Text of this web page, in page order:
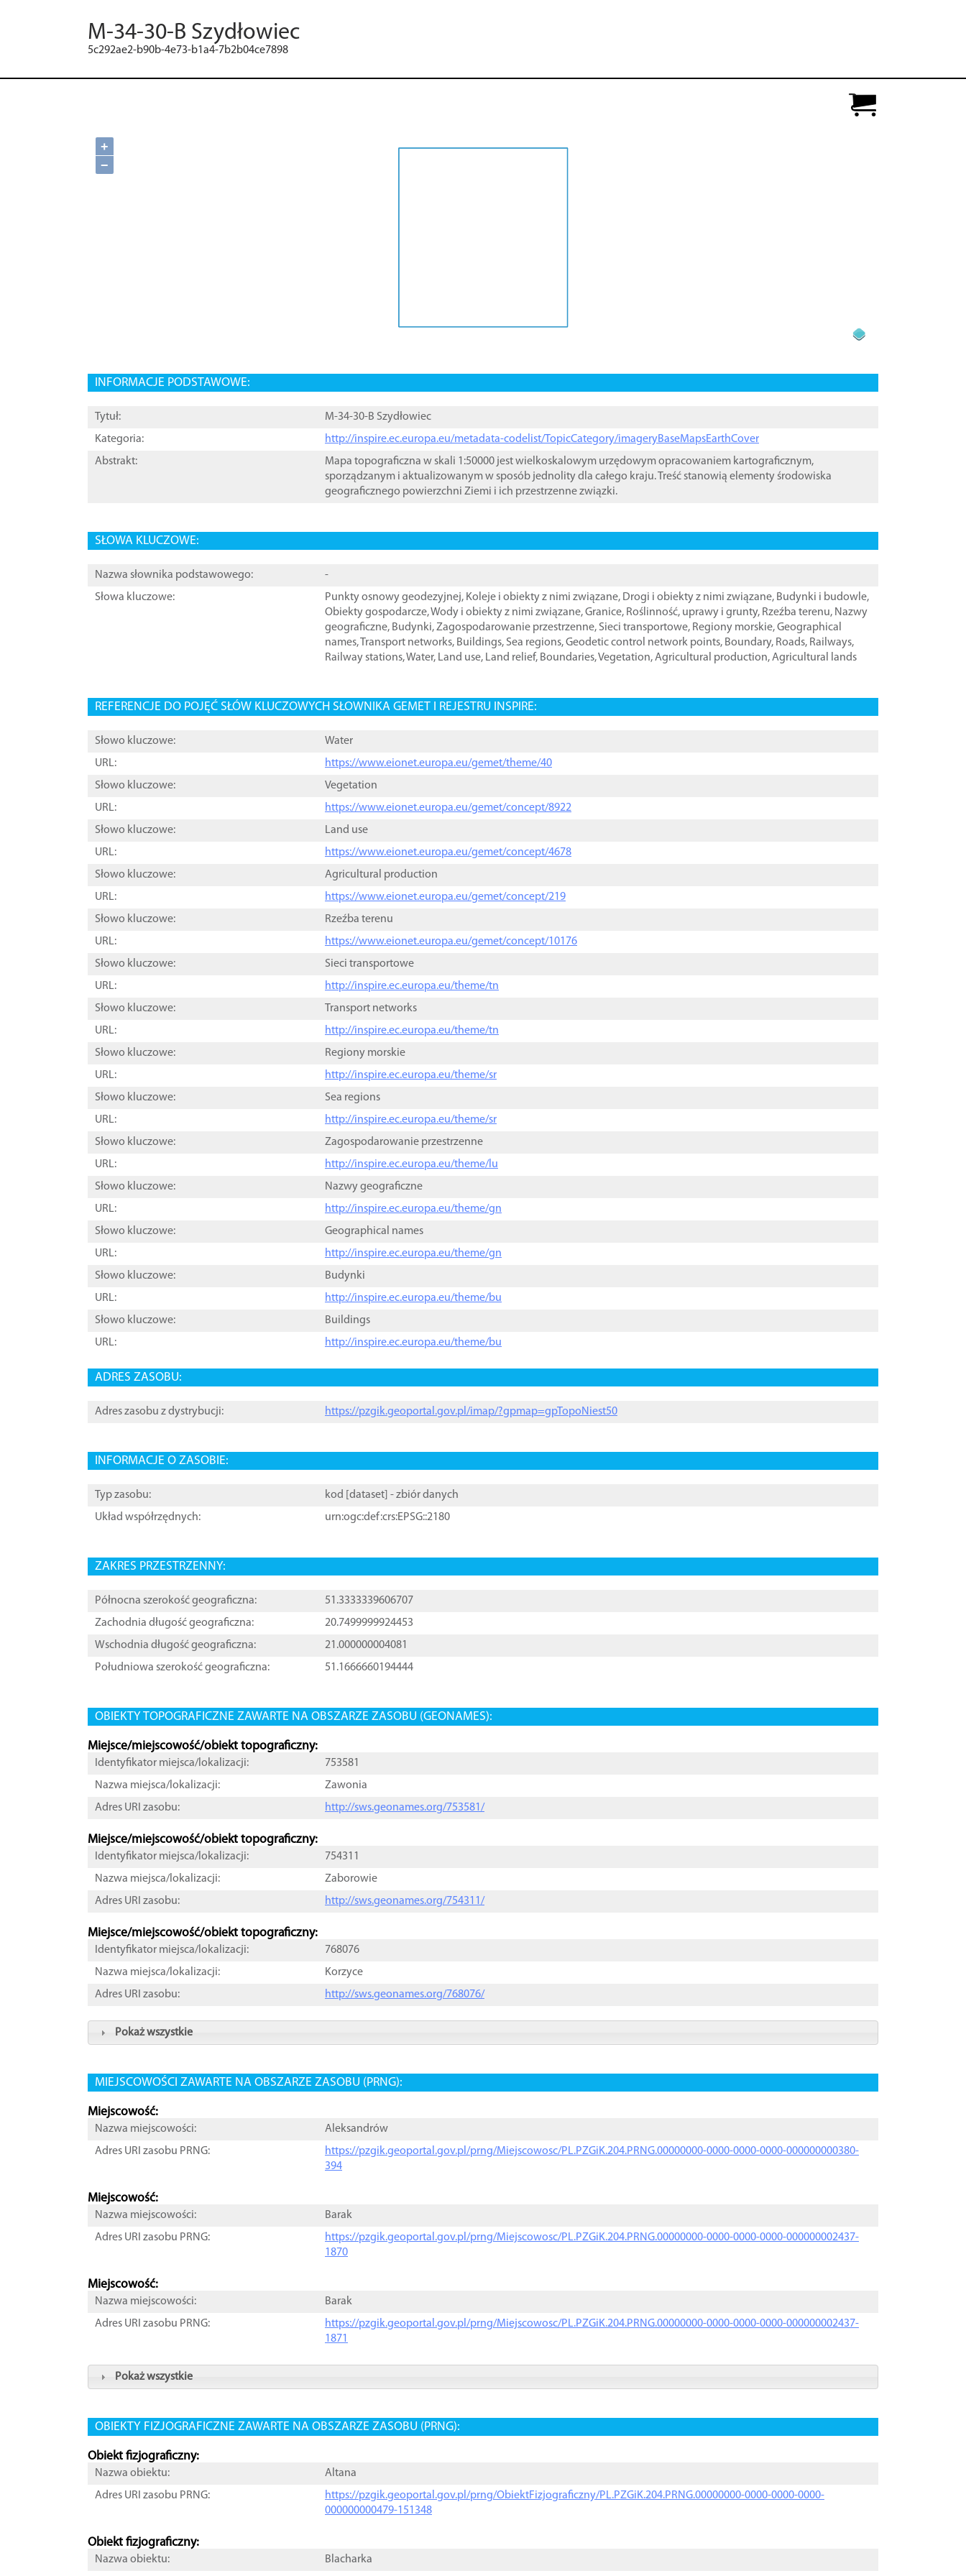
M-34-30-B Szydłowiec
5c292ae2-b90b-4e73-b1a4-7b2b04ce7898
+
−
INFORMACJE PODSTAWOWE:
Tytuł:
M-34-30-B Szydłowiec
Kategoria:
http://inspire.ec.europa.eu/metadata-codelist/TopicCategory/imageryBaseMapsEarthCover
Abstrakt:
Mapa topograficzna w skali 1:50000 jest wielkoskalowym urzędowym opracowaniem kartograficznym,
sporządzanym i aktualizowanym w sposób jednolity dla całego kraju. Treść stanowią elementy środowiska
geograficznego powierzchni Ziemi i ich przestrzenne związki.
SŁOWA KLUCZOWE:
Nazwa słownika podstawowego:
-
Słowa kluczowe:
Punkty osnowy geodezyjnej, Koleje i obiekty z nimi związane, Drogi i obiekty z nimi związane, Budynki i budowle,
Obiekty gospodarcze,Wody i obiekty z nimi związane,Granice, Roślinność, uprawy i grunty, Rzeźba terenu, Nazwy
geograficzne, Budynki,Zagospodarowanie przestrzenne, Sieci transportowe, Regiony morskie,Geographical
names,Transport networks, Buildings, Sea regions,Geodetic control network points, Boundary, Roads, Railways,
Railway stations,Water, Land use, Land relief, Boundaries,Vegetation,Agricultural production,Agricultural lands
REFERENCJE DO POJĘĆ SŁÓW KLUCZOWYCH SŁOWNIKA GEMET I REJESTRU INSPIRE:
Słowo kluczowe:
Water
URL:
https://www.eionet.europa.eu/gemet/theme/40
Słowo kluczowe:
Vegetation
URL:
https://www.eionet.europa.eu/gemet/concept/8922
Słowo kluczowe:
Land use
URL:
https://www.eionet.europa.eu/gemet/concept/4678
Słowo kluczowe:
Agricultural production
URL:
https://www.eionet.europa.eu/gemet/concept/219
Słowo kluczowe:
Rzeźba terenu
URL:
https://www.eionet.europa.eu/gemet/concept/10176
Słowo kluczowe:
Sieci transportowe
URL:
http://inspire.ec.europa.eu/theme/tn
Słowo kluczowe:
Transport networks
URL:
http://inspire.ec.europa.eu/theme/tn
Słowo kluczowe:
Regiony morskie
URL:
http://inspire.ec.europa.eu/theme/sr
Słowo kluczowe:
Sea regions
URL:
http://inspire.ec.europa.eu/theme/sr
Słowo kluczowe:
Zagospodarowanie przestrzenne
URL:
http://inspire.ec.europa.eu/theme/lu
Słowo kluczowe:
Nazwy geograficzne
URL:
http://inspire.ec.europa.eu/theme/gn
Słowo kluczowe:
Geographical names
URL:
http://inspire.ec.europa.eu/theme/gn
Słowo kluczowe:
Budynki
URL:
http://inspire.ec.europa.eu/theme/bu
Słowo kluczowe:
Buildings
URL:
http://inspire.ec.europa.eu/theme/bu
ADRES ZASOBU:
Adres zasobu z dystrybucji: https://pzgik.geoportal.gov.pl/imap/?gpmap=gpTopoNiest50
INFORMACJE O ZASOBIE:
Typ zasobu: kod [ dataset ] - zbiór danych
Układ współrzędnych:
urn:ogc:def:crs:EPSG::2180
ZAKRES PRZESTRZENNY:
Północna szerokość geograficzna:
51.3333339606707
Zachodnia długość geograficzna:
20.7499999924453
Wschodnia długość geograficzna:
21.000000004081
Południowa szerokość geograficzna:
51.1666660194444
OBIEKTY TOPOGRAFICZNE ZAWARTE NA OBSZARZE ZASOBU (GEONAMES):
Miejsce/miejscowość/obiekt topograficzny:
Identyfikator miejsca/lokalizacji:
753581
Nazwa miejsca/lokalizacji:
Zawonia
Adres URI zasobu:
http://sws.geonames.org/753581/
Miejsce/miejscowość/obiekt topograficzny:
Identyfikator miejsca/lokalizacji:
754311
Nazwa miejsca/lokalizacji:
Zaborowie
Adres URI zasobu:
http://sws.geonames.org/754311/
Miejsce/miejscowość/obiekt topograficzny:
Identyfikator miejsca/lokalizacji:
768076
Nazwa miejsca/lokalizacji:
Korzyce
Adres URI zasobu:
http://sws.geonames.org/768076/
Pokaż wszystkie
MIEJSCOWOŚCI ZAWARTE NA OBSZARZE ZASOBU (PRNG):
Miejscowość:
Nazwa miejscowości:
Aleksandrów
Adres URI zasobu PRNG:
https://pzgik.geoportal.gov.pl/prng/Miejscowosc/PL.PZGiK.204.PRNG.00000000-0000-0000-0000-000000000380-
394
Miejscowość:
Nazwa miejscowości:
Barak
Adres URI zasobu PRNG:
https://pzgik.geoportal.gov.pl/prng/Miejscowosc/PL.PZGiK.204.PRNG.00000000-0000-0000-0000-000000002437-
1870
Miejscowość:
Nazwa miejscowości:
Barak
Adres URI zasobu PRNG:
https://pzgik.geoportal.gov.pl/prng/Miejscowosc/PL.PZGiK.204.PRNG.00000000-0000-0000-0000-000000002437-
1871
Pokaż wszystkie
OBIEKTY FIZJOGRAFICZNE ZAWARTE NA OBSZARZE ZASOBU (PRNG):
Obiekt fizjograficzny:
Nazwa obiektu:
Altana
Adres URI zasobu PRNG:
https://pzgik.geoportal.gov.pl/prng/ObiektFizjograficzny/PL.PZGiK.204.PRNG.00000000-0000-0000-0000-
000000000479-151348
Obiekt fizjograficzny:
Nazwa obiektu: Blacharka